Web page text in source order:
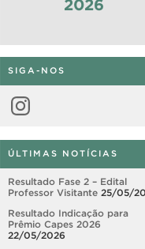
2026
SIGA-NOS
Instagram
ÚLTIMAS NOTÍCIAS
Resultado Fase 2 – Edital
Professor Visitante 25/05/
Resultado Indicação para
Prêmio Capes 2026
22/05/2026